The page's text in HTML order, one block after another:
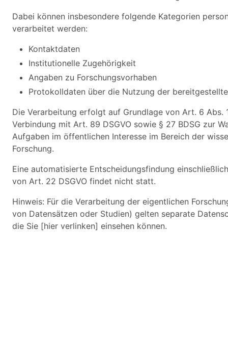
Dabei können insbesondere folgende Kategorien
verarbeitet werden:
Kontaktdaten
Institutionelle Zugehörigkeit
Angaben zu Forschungsvorhaben
Protokolldaten über die Nutzung der
Die Verarbeitung erfolgt auf Grundlage von Art. 6 Abs.
Verbindung mit Art. 89 DSGVO sowie § 27 BDSG zur
Aufgaben im öffentlichen Interesse im Bereich der
Forschung.
Eine automatisierte Entscheidungsfindung
von Art. 22 DSGVO findet nicht statt.
Hinweis: Für die Verarbeitung der eigentlichen
von Datensätzen oder Studien) gelten separate
die Sie [hier verlinken] einsehen können.